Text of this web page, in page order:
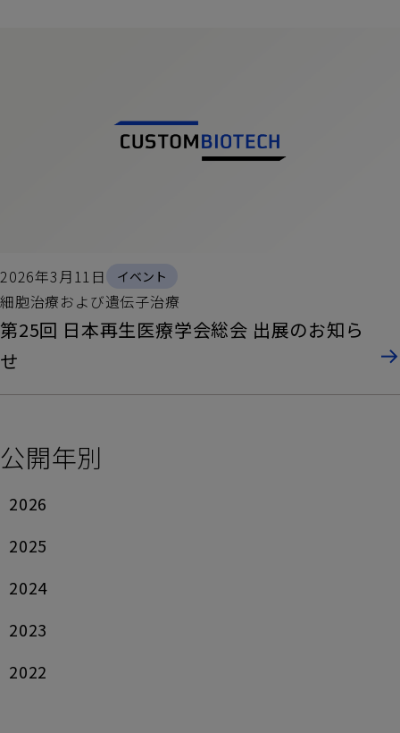
第25回 日本再生医療学会総会 出展のお知ら
せ
2026年3月11日 イベント
細胞治療および遺伝子治療
公開年別
2026
2025
2024
2023
2022